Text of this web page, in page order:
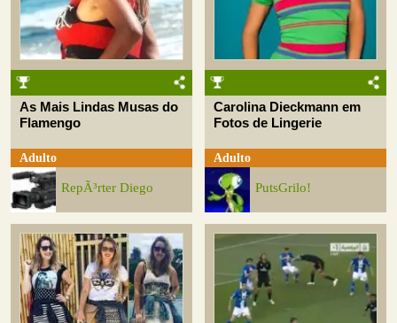
As Mais Lindas Musas do
Flamengo
Adulto
RepÃ³rter Diego
Carolina Dieckmann em
Fotos de Lingerie
Adulto
PutsGrilo!